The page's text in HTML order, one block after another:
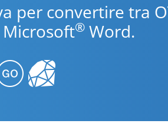
per convertire tra
® Word.